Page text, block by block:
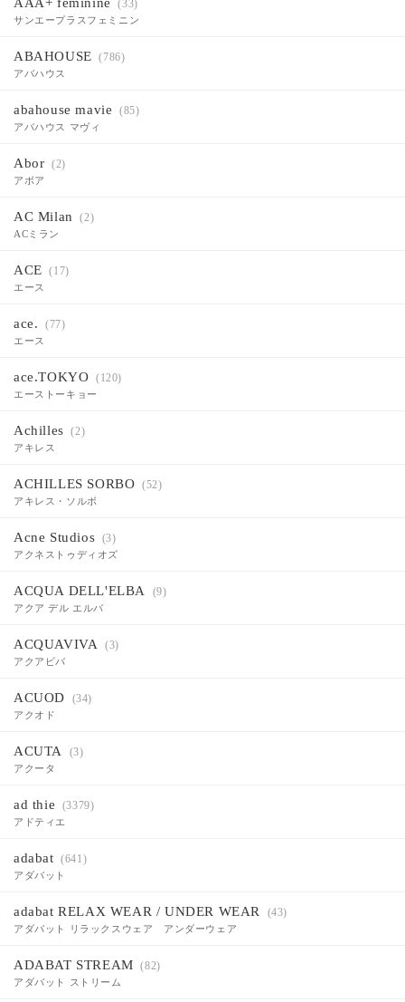
(33)
サンエープラスフェミニン
ABAHOUSE (786)
アバハウス
abahouse mavie (85)
アバハウス マヴィ
Abor (2)
アボア
AC Milan (2)
ACミラン
ACE (17)
エース
ace. (77)
エース
ace.TOKYO (120)
エーストーキョー
Achilles (2)
アキレス
ACHILLES SORBO (52)
アキレス・ソルボ
Acne Studios (3)
アクネストゥディオズ
ACQUA DELL'ELBA (9)
アクア デル エルバ
ACQUAVIVA (3)
アクアビバ
ACUOD (34)
アクオド
ACUTA (3)
アクータ
ad thie (3379)
アドティエ
adabat (641)
アダバット
adabat RELAX WEAR / UNDER WEAR (43)
アダバット リラックスウェア アンダーウェア
ADABAT STREAM (82)
アダバット ストリーム